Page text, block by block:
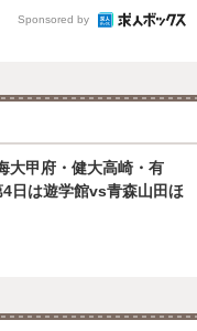
Sponsored by
大甲府・健大高崎・有
日は遊学館vs青森山田ほ